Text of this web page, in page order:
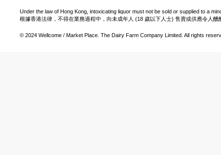
Under the law of Hong Kong, intoxicating liquor must not be sold or supplied to a
根據香港法律，不得在業務過程中，向未成年人 (18 歲以下人士) 售賣或供應令人醺
© 2024 Wellcome / Market Place. The Dairy Farm Company Limited. All rights